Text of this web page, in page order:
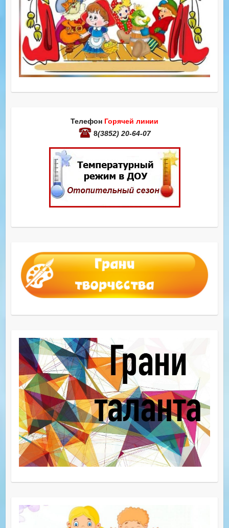
Телефон Горячей линии
8(3852) 20-64-07